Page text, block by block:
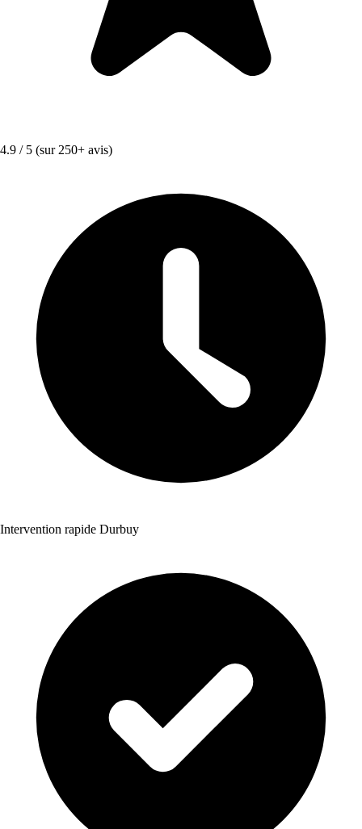
4.9 / 5 (sur 250+ avis)
Intervention rapide Durbuy